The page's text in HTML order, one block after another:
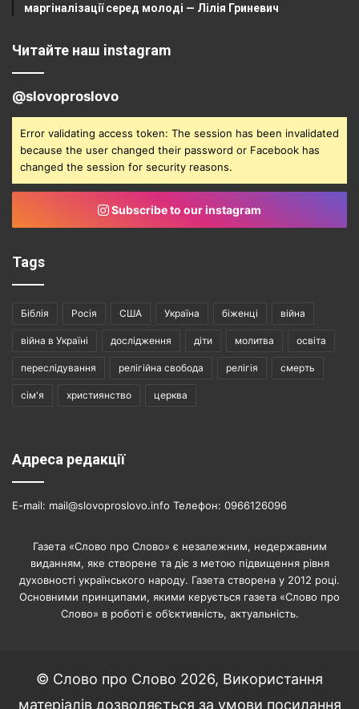
маргіналізації серед молоді — Лілія Гриневич
Читайте наш instagram
@slovoproslovo
Error validating access token: The session has been invalidated
because the user changed their password or Facebook has
changed the session for security reasons.
Subscribe to our instagram
Tags
Біблія Росія США Україна біженці війна
війна в Україні дослідження діти молитва освіта
переслідування релігійна свобода релігія смерть
сім'я християнство церква
Адреса редакції
E-mail: mail@slovoproslovo.info Телефон: 0966126096
Газета «Слово про Слово» є незалежним, недержавним
виданням, яке створене та діє з метою підвищення рівня
духовності українського народу. Газета створена у 2012 році.
Основними принципами, якими керується газета «Слово про
Слово» в роботі є об’єктивність, актуальність.
© Слово про Слово 2026, Використання
матеріалів дозволяється за умови посилання